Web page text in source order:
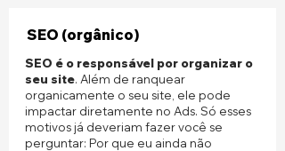
SEO (orgânico)
SEO é o responsável por organizar o
seu site. Além de ranquear
organicamente o seu site, ele pode
impactar diretamente no Ads. Só esses
motivos já deveriam fazer você se
perguntar: Por que eu ainda não